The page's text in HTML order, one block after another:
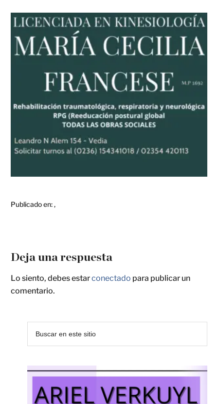
Publicado en:,
Deja una respuesta
Lo siento, debes estarconectado para publicar un
comentario.